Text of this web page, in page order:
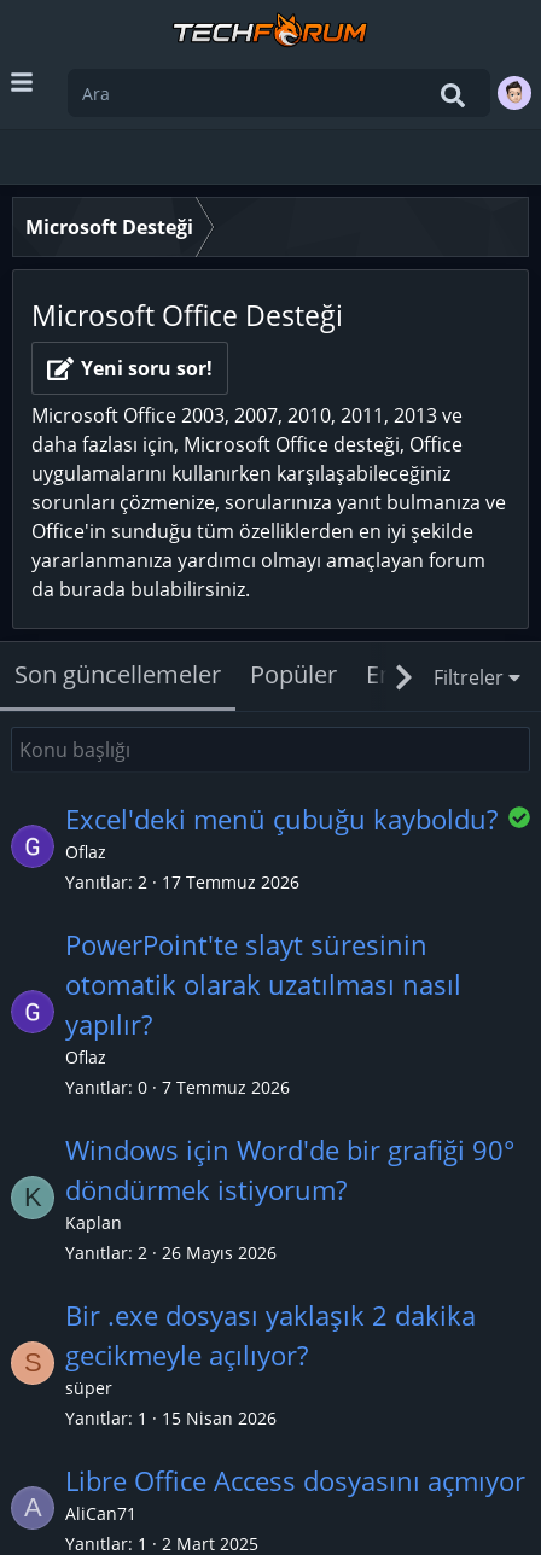
Microsoft Desteği
Microsoft Office Desteği
Yeni soru sor!
Microsoft Office 2003, 2007, 2010, 2011, 2013 ve
daha fazlası için, Microsoft Office desteği, Office
uygulamalarını kullanırken karşılaşabileceğiniz
sorunları çözmenize, sorularınıza yanıt bulmanıza ve
Office'in sunduğu tüm özelliklerden en iyi şekilde
yararlanmanıza yardımcı olmayı amaçlayan forum
da burada bulabilirsiniz.
Son güncellemeler Popüler En yeniler
Filtreler
Excel'deki menü çubuğu kayboldu?
Oflaz
Yanıtlar 2 17 Temmuz 2026
PowerPoint'te slayt süresinin
otomatik olarak uzatılması nasıl
yapılır?
Oflaz
Yanıtlar 0 7 Temmuz 2026
K
Windows için Word'de bir grafiği 90°
döndürmek istiyorum?
Kaplan
Yanıtlar 2 26 Mayıs 2026
S
Bir .exe dosyası yaklaşık 2 dakika
gecikmeyle açılıyor?
süper
Yanıtlar 1 15 Nisan 2026
A
Libre Office Access dosyasını açmıyor
AliCan71
Yanıtlar 1 2 Mart 2025